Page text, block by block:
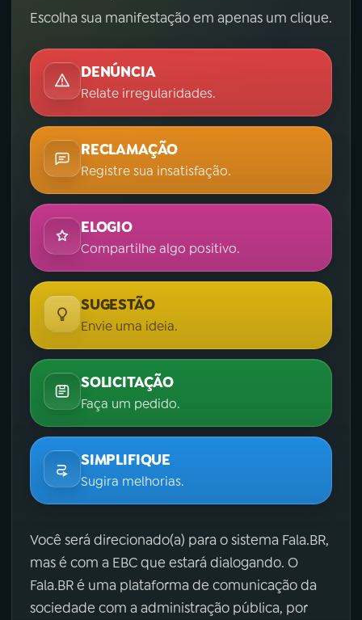
Escolha sua manifestação em apenas um clique.
DENÚNCIA
Relate irregularidades.
RECLAMAÇÃO
Registre sua insatisfação.
ELOGIO
Compartilhe algo positivo.
SUGESTÃO
Envie uma ideia.
SOLICITAÇÃO
Faça um pedido.
SIMPLIFIQUE
Sugira melhorias.
Você será direcionado(a) para o sistema Fala.BR,
mas é com a EBC que estará dialogando. O
Fala.BR é uma plataforma de comunicação da
sociedade com a administração pública, por